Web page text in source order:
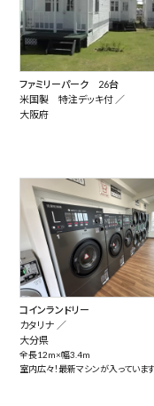
ファミリーパーク 26台
米国製 特注デッキ付 ／
大阪府
コインランドリー
カタリナ ／
大分県
全長12m×幅3.4m
室内広々！最新マシンが入っています